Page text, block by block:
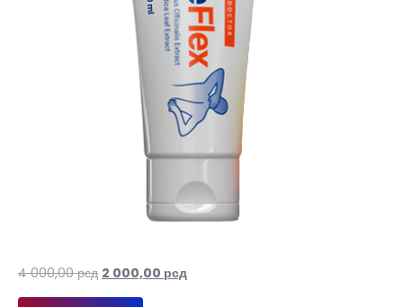
4 000,00рсд Оригинална
цена
2 000,00 рсдТренутна